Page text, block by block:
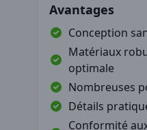
Avantages
Conception
Matériaux
optimale
Nombreuses
Détails
Conformité